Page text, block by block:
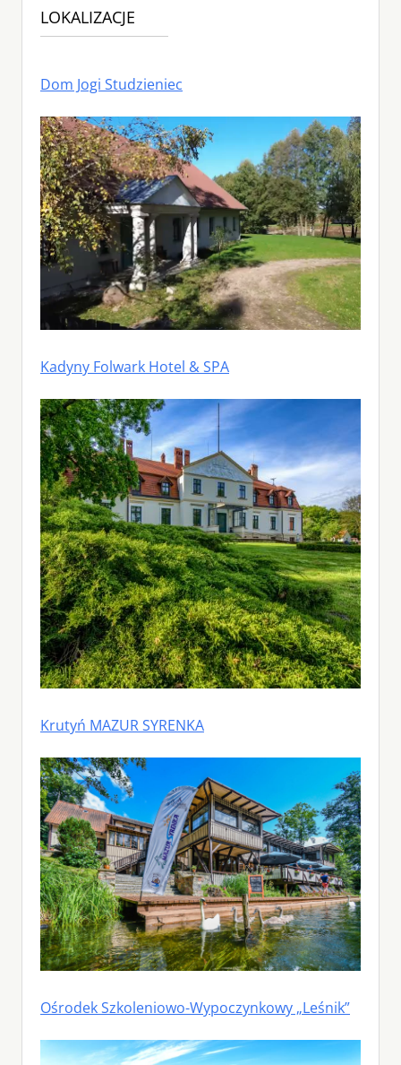
LOKALIZACJE
Dom Jogi Studzieniec
Kadyny Folwark Hotel & SPA
Krutyń MAZUR SYRENKA
Ośrodek Szkoleniowo-Wypoczynkowy „Leśnik”